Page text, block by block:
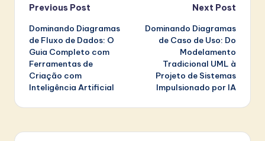
Post
navigation
Previous Post
Dominando Diagramas
de Fluxo de Dados: O
Guia Completo com
Ferramentas de
Criação com
Inteligência Artificial
Next Post
Dominando Diagramas
de Caso de Uso: Do
Modelamento
Tradicional UML à
Projeto de Sistemas
Impulsionado por IA